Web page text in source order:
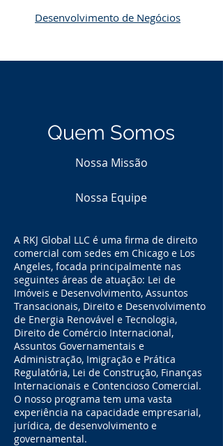
Desenvolvimento de Negócios
Quem Somos
Nossa Missão
Nossa Equipe
A RKJ Global LLC é uma firma de direito
comercial com sedes em Chicago e Los
Angeles, focada principalmente nas
seguintes áreas de atuação: Lei de
Imóveis e Desenvolvimento, Assuntos
Transacionais, Direito e Desenvolvimento
de Energia Renovável e Tecnologia,
Direito de Comércio Internacional,
Assuntos Governamentais e
Administração, Imigração e Prática
Regulatória, Lei de Construção, Finanças
Internacionais e Contencioso Comercial.
O nosso programa tem uma vasta
experiência na capacidade empresarial,
jurídica, de desenvolvimento e
governamental.